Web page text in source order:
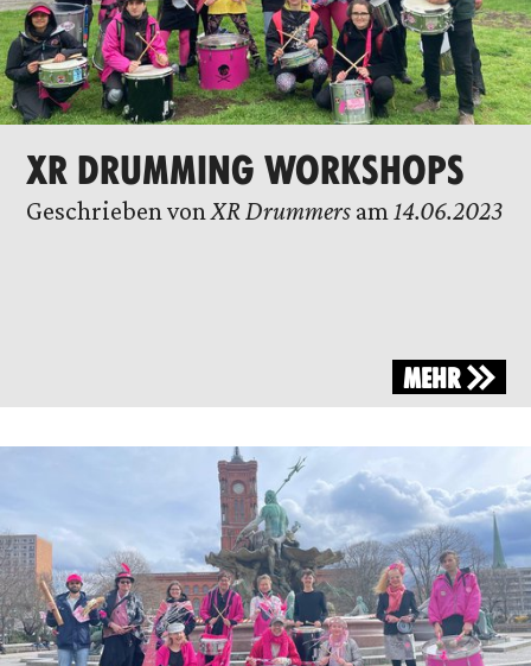
XR DRUMMING WORKSHOPS
Geschrieben vonXR Drummersam14.06.2023
MEHR